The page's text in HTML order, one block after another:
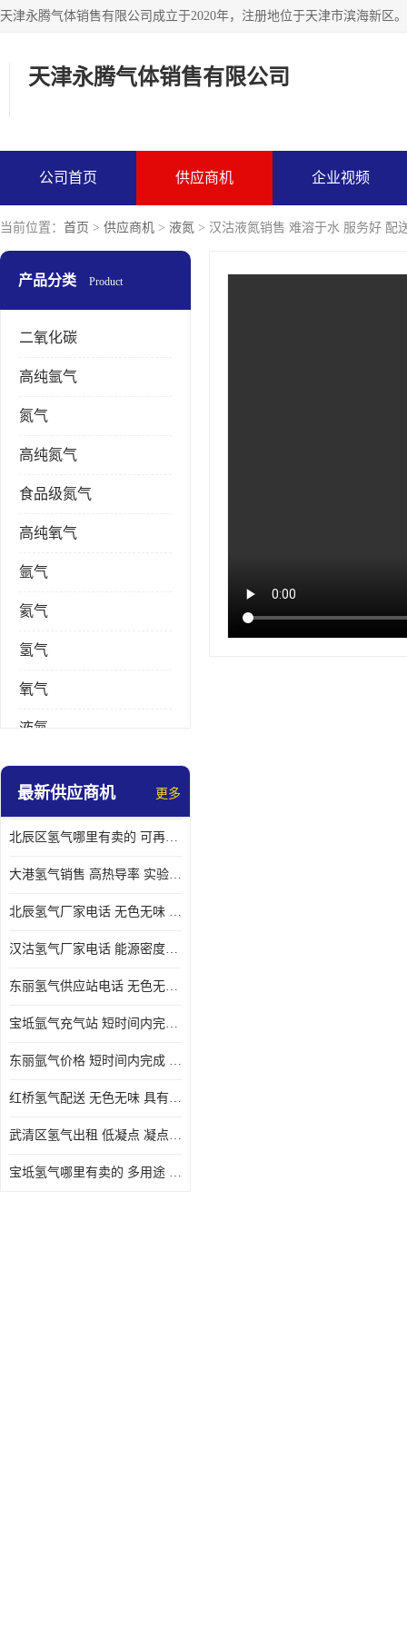
天津永腾气体销售有限公司
公司首页 供应商机 企业视频
当前位置： 首页 > 供应商机 > 液氮 > 汉沽液氮销售 难溶于水 服务好 配
产品分类 Product
二氧化碳
高纯氩气
氮气
高纯氮气
食品级氮气
高纯氧气
氩气
氦气
氢气
氧气
液氮
乙炔
最新供应商机 更多
北辰区氢气哪里有卖的 可再生 实验室应用
大港氢气销售 高热导率 实验室应用
北辰氢气厂家电话 无色无味 凝点为-259
汉沽氢气厂家电话 能源密度高 储存和传输便利
东丽氢气供应站电话 无色无味 储存和传输便利
宝坻氩气充气站 短时间内完成 人员经过培训
东丽氩气价格 短时间内完成 物流管理优良
红桥氢气配送 无色无味 具有较低的密度
武清区氢气出租 低凝点 凝点为-259
宝坻氢气哪里有卖的 多用途 可以在空气中上升